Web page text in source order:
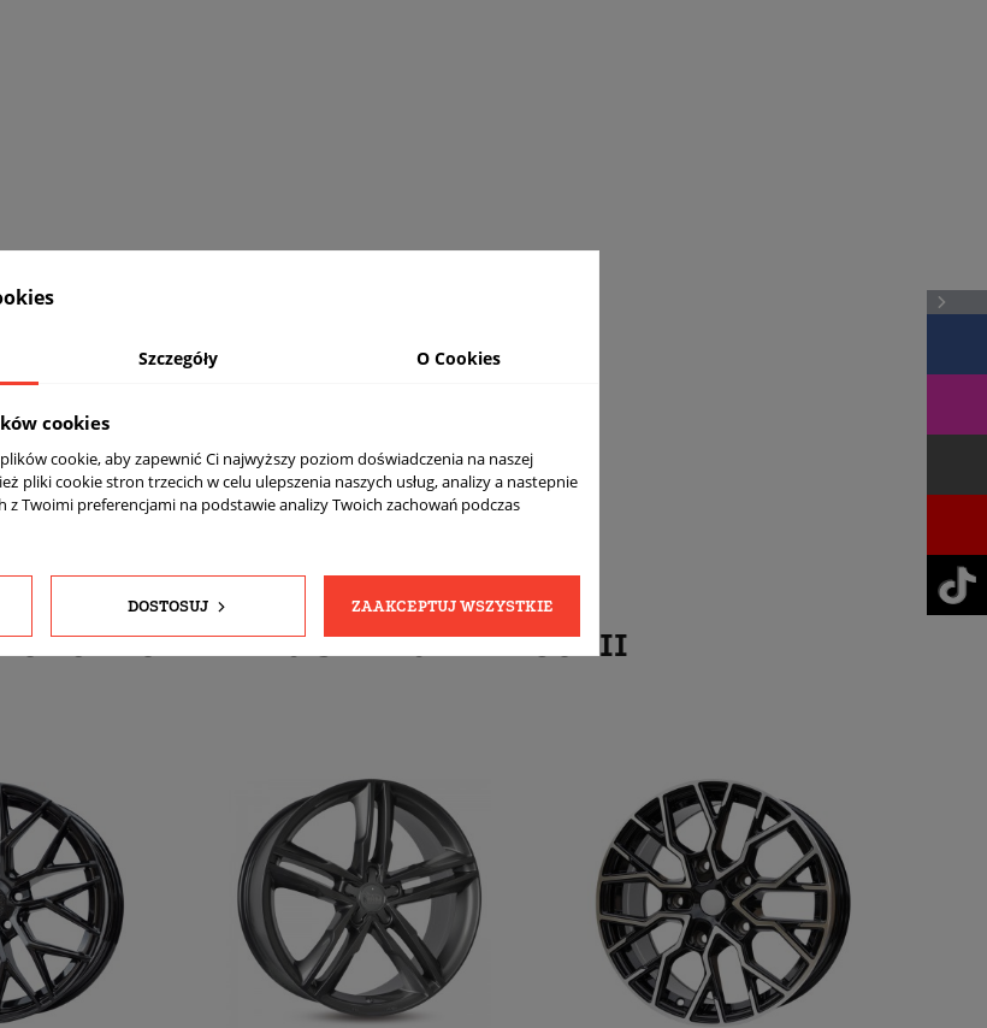
W TEJ SAMEJ KATEGORII
Szczegóły O Cookies
cookies
cookie, aby zapewnić Ci najwyższy poziom doświadczenia na naszej
pliki cookie stron trzecich w celu ulepszenia naszych usług, analizy a nastepnie
z Twoimi preferencjami na podstawie analizy Twoich zachowań podczas
DOSTOSUJ ZAAKCEPTUJ WSZYSTKIE